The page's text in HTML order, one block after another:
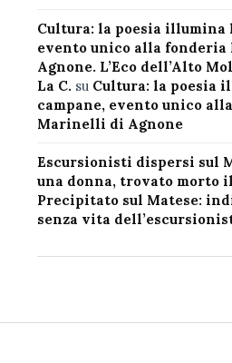
Cultura: la poesia illumina
evento unico alla
Agnone. L’Eco dell’Alto
La C. su Cultura: la poesia
campane, evento unico
Marinelli di Agnone
Escursionisti dispersi sul
una donna, trovato morto
Precipitato sul Matese:
senza vita